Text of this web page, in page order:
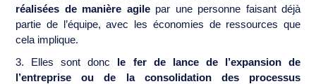
réalisées de manière agilepar une personne faisant déjà
partie de l’équipe, avec les économies de ressources que
cela implique.
3. Elles sont donc le fer de lance de l’expansion de
l’entreprise ou de la consolidation des processus